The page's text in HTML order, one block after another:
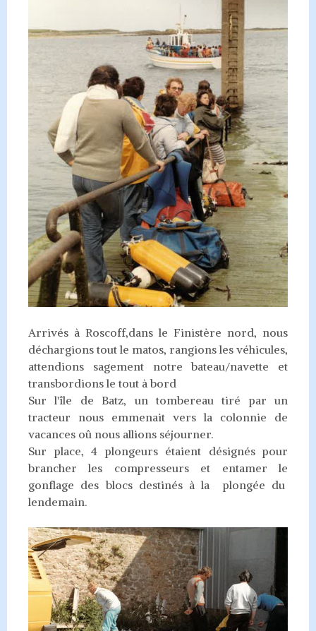
Arrivés à Roscoff,dans le Finistère nord, nous
déchargions tout le matos, rangions les véhicules,
attendions sagement notre bateau/navette et
transbordions le tout à bord
Sur l'île de Batz, un tombereau tiré par un
tracteur nous emmenait vers la colonnie de
vacances oû nous allions séjourner.
Sur place, 4 plongeurs étaient désignés pour
brancher les compresseurs et entamer le
gonflage des blocs destinés à la plongée du
lendemain.